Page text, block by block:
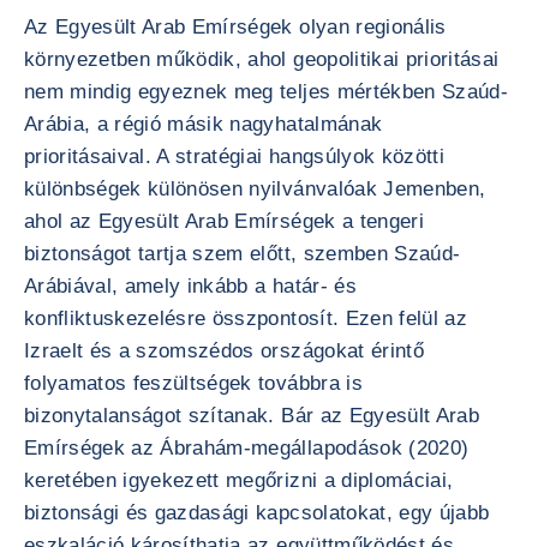
Az Egyesült Arab Emírségek olyan regionális
környezetben működik, ahol geopolitikai prioritásai
nem mindig egyeznek meg teljes mértékben Szaúd-
Arábia, a régió másik nagyhatalmának
prioritásaival. A stratégiai hangsúlyok közötti
különbségek különösen nyilvánvalóak Jemenben,
ahol az Egyesült Arab Emírségek a tengeri
biztonságot tartja szem előtt, szemben Szaúd-
Arábiával, amely inkább a határ- és
konfliktuskezelésre összpontosít. Ezen felül az
Izraelt és a szomszédos országokat érintő
folyamatos feszültségek továbbra is
bizonytalanságot szítanak. Bár az Egyesült Arab
Emírségek az Ábrahám-megállapodások (2020)
keretében igyekezett megőrizni a diplomáciai,
biztonsági és gazdasági kapcsolatokat, egy újabb